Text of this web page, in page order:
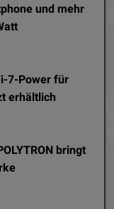
und mehr
7-Power für
erhältlich
bringt